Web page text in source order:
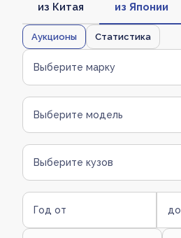
из Китая из Японии
Аукционы Статистика
Выберите марку
Выберите модель
Выберите кузов
Год от до